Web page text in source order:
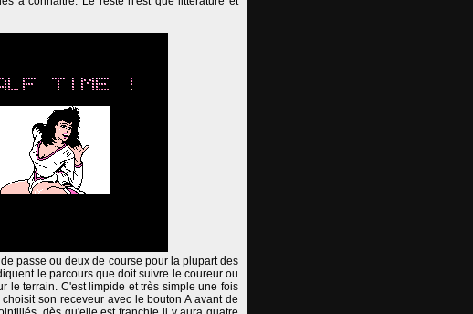
passe ou deux de course pour la plupart des
le parcours que doit suivre le coureur ou
le terrain. C'est limpide et très simple une fois
son receveur avec le bouton A avant de